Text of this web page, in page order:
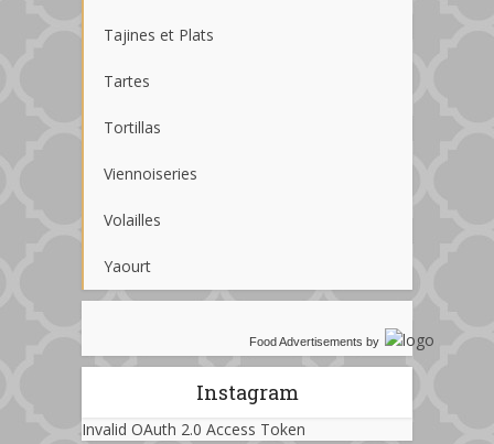
Tajines et Plats
Tartes
Tortillas
Viennoiseries
Volailles
Yaourt
Food Advertisements by
Instagram
Invalid OAuth 2.0 Access Token